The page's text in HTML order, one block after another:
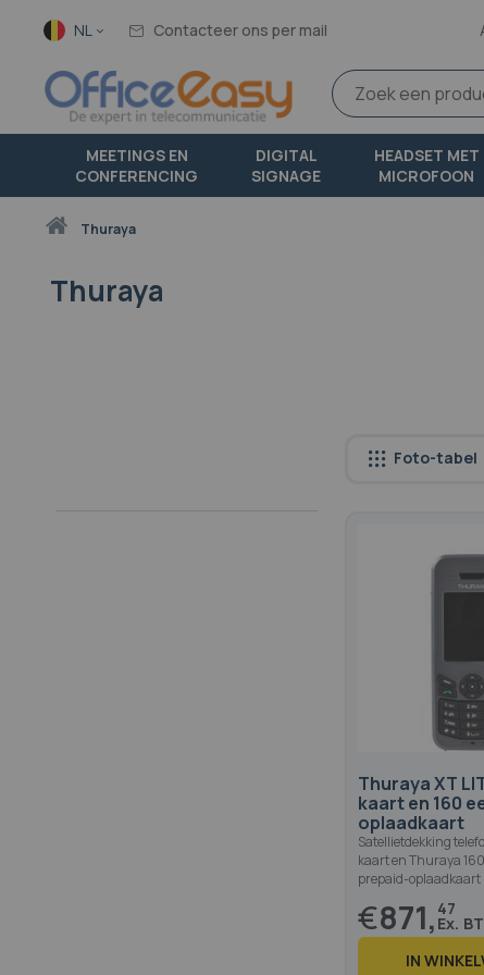
Taal NL Contacteer ons per mail
MEETINGS EN
CONFERENCING
DIGITAL
SIGNAGE
HEADSET MET
MICROFOON
Thuisthuraya
Thuraya
Foto-tabel
Thuraya XT
kaart en 160
oplaadkaart
Satellietdekking
kaart en Thuraya
prepaid-oplaadkaart
€871, 47
IN